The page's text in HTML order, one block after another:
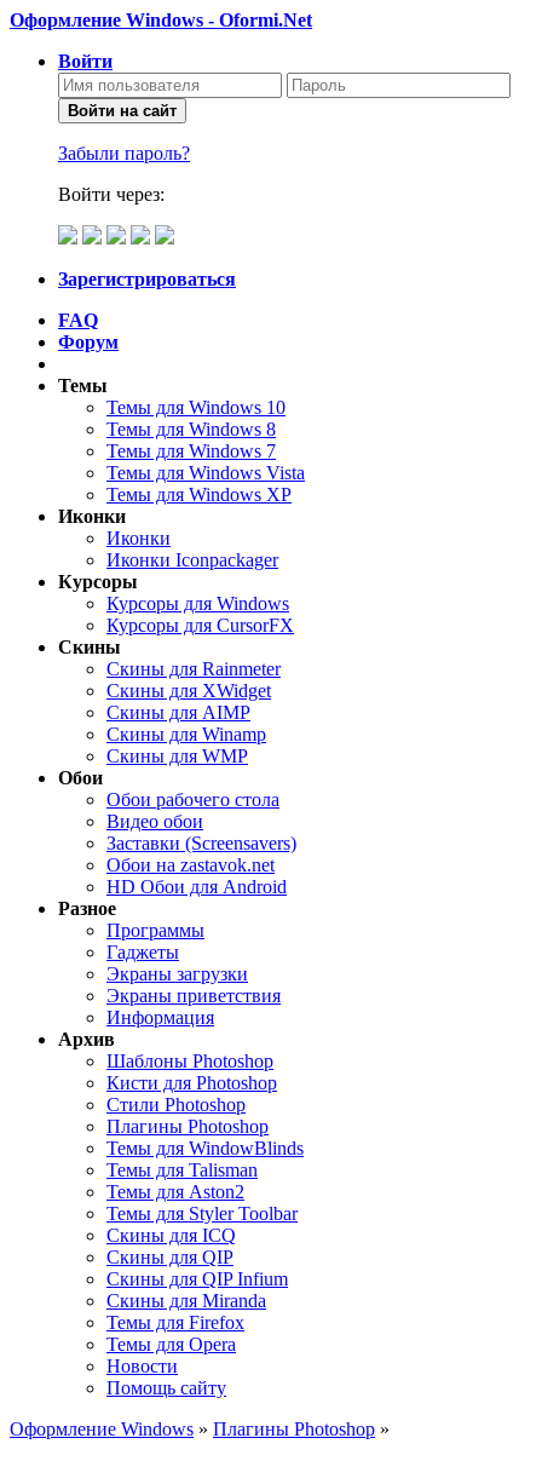
Оформление Windows - Oformi.Net
Войти
Войти на сайт
Забыли пароль?
Войти через:
Зарегистрироваться
FAQ
Форум
Темы
Темы для Windows 10
Темы для Windows 8
Темы для Windows 7
Темы для Windows Vista
Темы для Windows XP
Иконки
Иконки
Иконки Iconpackager
Курсоры
Курсоры для Windows
Курсоры для CursorFX
Скины
Скины для Rainmeter
Скины для XWidget
Скины для AIMP
Скины для Winamp
Скины для WMP
Обои
Обои рабочего стола
Видео обои
Заставки (Screensavers)
Обои на zastavok.net
HD Обои для Android
Разное
Программы
Гаджеты
Экраны загрузки
Экраны приветствия
Информация
Архив
Шаблоны Photoshop
Кисти для Photoshop
Стили Photoshop
Плагины Photoshop
Темы для WindowBlinds
Темы для Talisman
Темы для Aston2
Темы для Styler Toolbar
Скины для ICQ
Скины для QIP
Скины для QIP Infium
Скины для Miranda
Темы для Firefox
Темы для Opera
Новости
Помощь сайту
Оформление Windows » Плагины Photoshop »